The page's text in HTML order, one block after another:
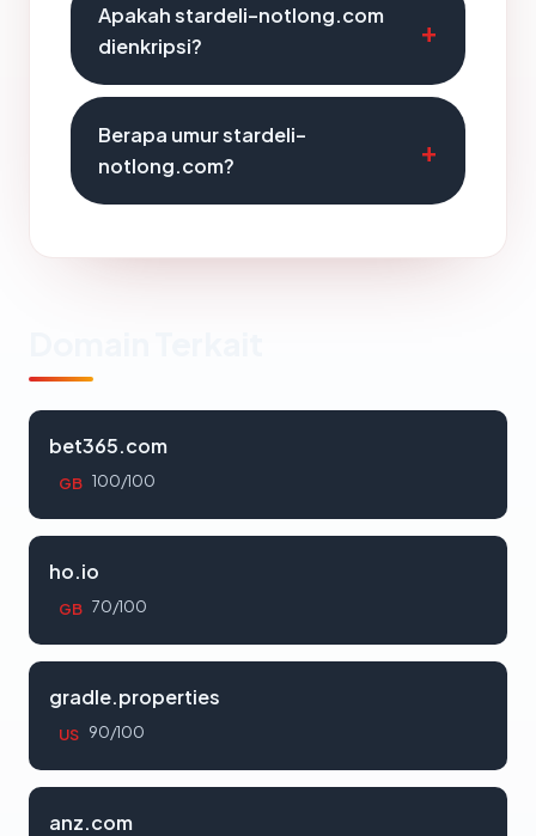
Apakah stardeli-notlong.com
dienkripsi?
Berapa umur stardeli-
notlong.com?
bet365.com
GB 100/100
ho.io
GB 70/100
gradle.properties
US 90/100
anz.com